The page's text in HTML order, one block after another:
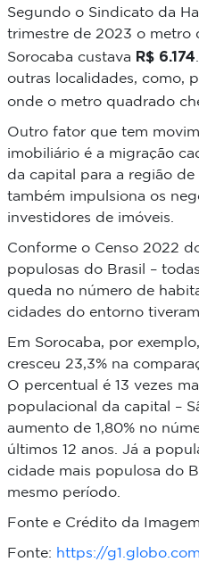
Segundo o Sindicato da
trimestre de 2023 o metro
Sorocaba custava R$ 6.174
outras localidades, como,
onde o metro quadrado
Outro fator que tem
imobiliário é a migração
da capital para a região de
também impulsiona os
investidores de imóveis.
Conforme o Censo 2022
populosas do Brasil –
queda no número de
cidades do entorno
Em Sorocaba, por exemplo,
cresceu 23,3%na
O percentual é 13 vezes
populacional da capital –
aumento de 1,80% no
últimos 12 anos. Já a
cidade mais populosa do
mesmo período.
Fonte e Crédito da
Fonte: https://g1.globo.com